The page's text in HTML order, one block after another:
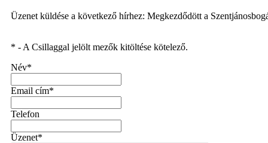
Üzenet küldése a következő hírhez: Megkezdődött a
* - A Csillaggal jelölt mezők kitöltése kötelező.
Név*
Email cím*
Telefon
Üzenet*